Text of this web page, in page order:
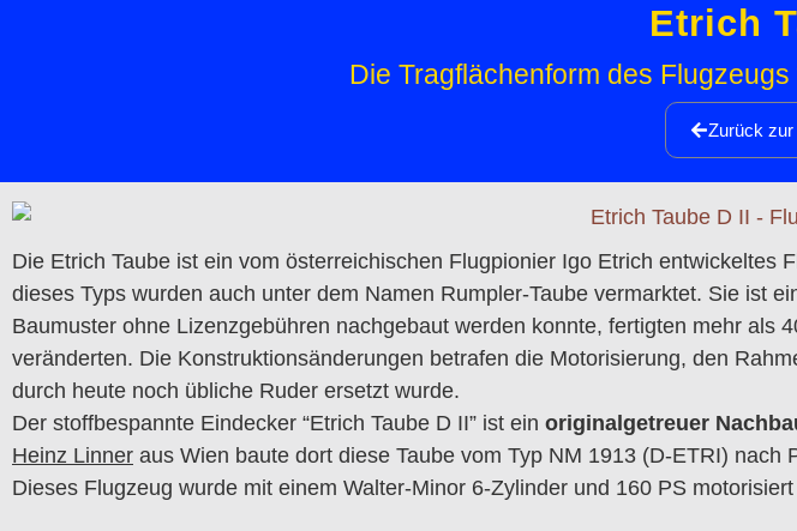
Etrich
Zurück
Die Tragflächenform des
Die Etrich Taube ist ein vom österreichischen Flugpionier Igo Etrich
dieses Typs wurden auch unter dem Namen Rumpler-Taube vermarktet. Sie ist
Baumuster ohne Lizenzgebühren nachgebaut werden konnte, fertigten mehr als
veränderten. Die Konstruktionsänderungen betrafen die Motorisierung, den
durch heute noch übliche Ruder ersetzt wurde.
Der stoffbespannte Eindecker “Etrich Taube D II” ist ein originalgetreuer
Heinz Linner aus Wien baute dort diese Taube vom Typ NM 1913 (D-ETRI)
Dieses Flugzeug wurde mit einem Walter-Minor 6-Zylinder und 160 PS